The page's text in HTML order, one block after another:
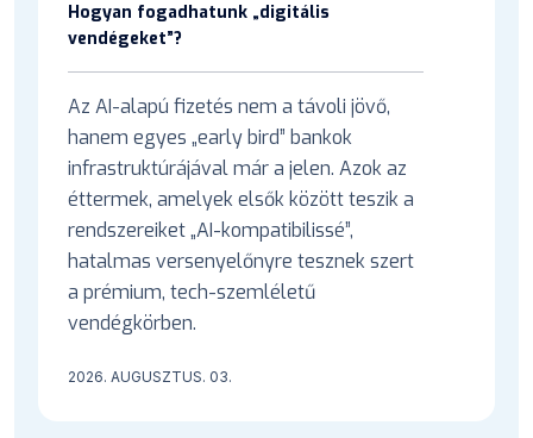
Hogyan fogadhatunk „digitális
vendégeket”?
Az AI-alapú fizetés nem a távoli jövő,
hanem egyes „early bird” bankok
infrastruktúrájával már a jelen. Azok az
éttermek, amelyek elsők között teszik a
rendszereiket „AI-kompatibilissé”,
hatalmas versenyelőnyre tesznek szert
a prémium, tech-szemléletű
vendégkörben.
2026. AUGUSZTUS. 03.